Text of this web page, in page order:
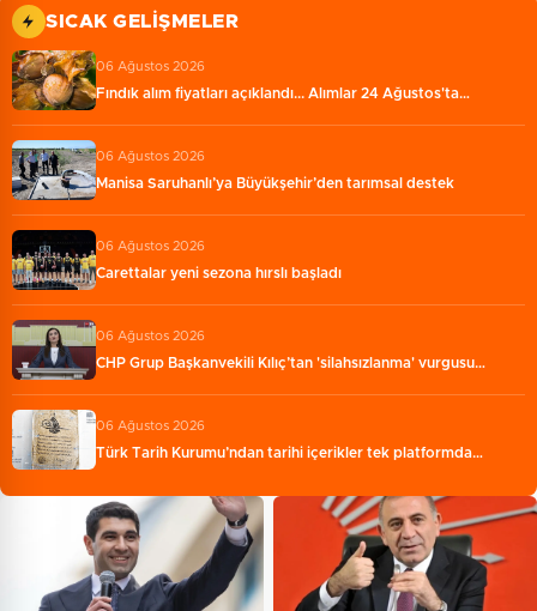
SICAK GELIŞMELER
06 Ağustos 2026
Fındık alım fiyatları açıklandı... Alımlar 24 Ağustos'ta…
06 Ağustos 2026
Manisa Saruhanlı’ya Büyükşehir’den tarımsal destek
06 Ağustos 2026
Carettalar yeni sezona hırslı başladı
06 Ağustos 2026
CHP Grup Başkanvekili Kılıç’tan 'silahsızlanma' vurgusu…
06 Ağustos 2026
Türk Tarih Kurumu’ndan tarihi içerikler tek platformda…